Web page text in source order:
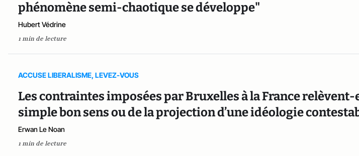
phénomène semi-chaotique se développe"
Hubert Védrine
1 min de lecture
ACCUSE LIBERALISME, LEVEZ-VOUS
Les contraintes imposées par Bruxelles à la France relèvent-
simple bon sens ou de la projection d’une idéologie
Erwan Le Noan
1 min de lecture